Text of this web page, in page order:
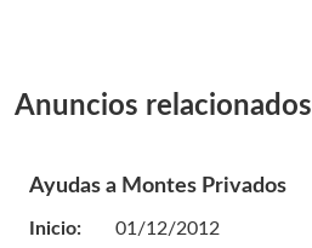
Anuncios relacionados
Ayudas a Montes Privados
Inicio:
01/12/2012